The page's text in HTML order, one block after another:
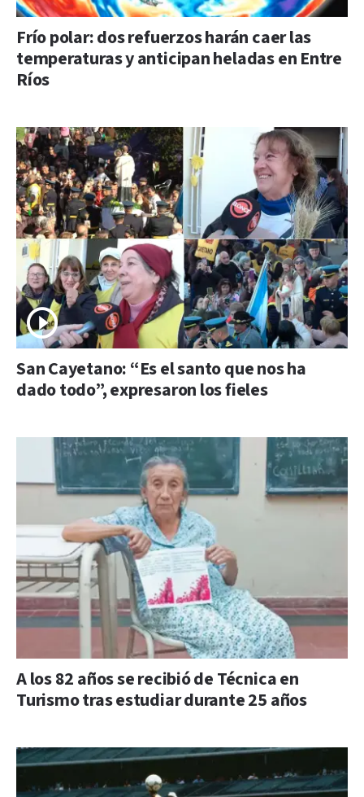
Frío polar: dos refuerzos harán caer las
temperaturas y anticipan heladas en Entre
Ríos
San Cayetano: “Es el santo que nos ha
dado todo”, expresaron los fieles
A los 82 años se recibió de Técnica en
Turismo tras estudiar durante 25 años